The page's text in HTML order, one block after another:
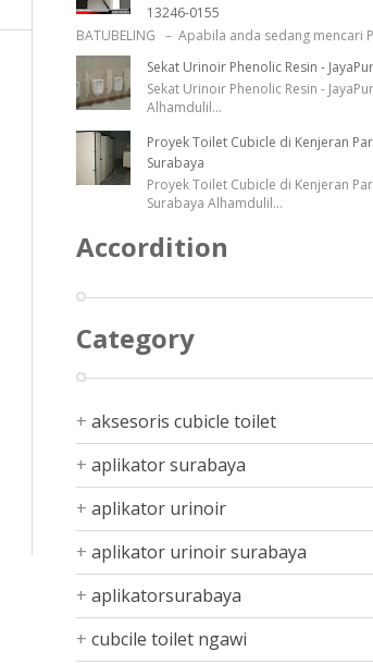
13246-0155
BATUBELING – Apabila anda sedang mencari
Sekat Urinoir Phenolic Resin -
Sekat Urinoir Phenolic Resin -
Alhamdulil...
Proyek Toilet Cubicle di Kenjeran
Surabaya
Proyek Toilet Cubicle di Kenjeran
Surabaya Alhamdulil...
Accordition
Category
aksesoris cubicle toilet
aplikator surabaya
aplikator urinoir
aplikator urinoir surabaya
aplikatorsurabaya
cubcile toilet ngawi